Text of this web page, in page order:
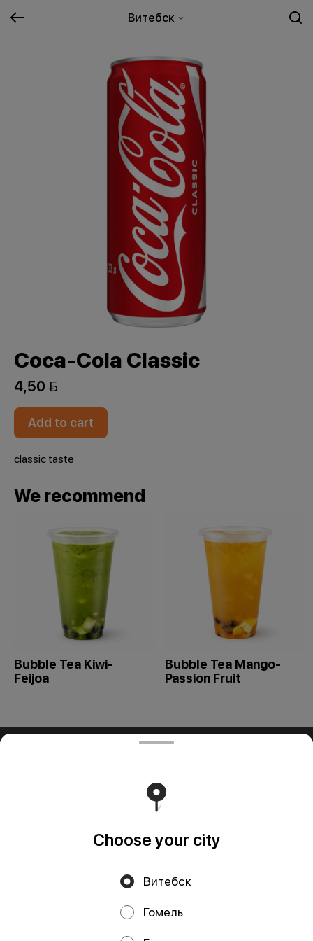
Витебск
Coca-Cola Classic
4,50 
Add to cart
classic taste
We recommend
Bubble Tea Kiwi-
Feijoa
Bubble Tea Mango-
Passion Fruit
ООО "ПАДТАЙ-ГРУПП"
Свидетельство выдано Минским горисполкомом
03.12.2020 г. Интернет-магазин зарегистрирован в
Торговом реестре Республики Беларусь 18.01.2021г.
Файлы cookie
Choose your city
Витебск
Гомель